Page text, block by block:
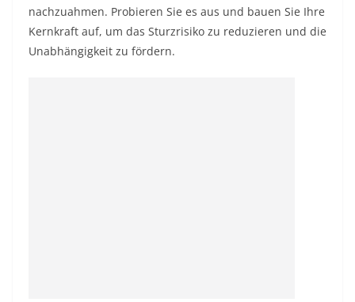
nachzuahmen. Probieren Sie es aus und bauen Sie Ihre
Kernkraft auf, um das Sturzrisiko zu reduzieren und die
Unabhängigkeit zu fördern.